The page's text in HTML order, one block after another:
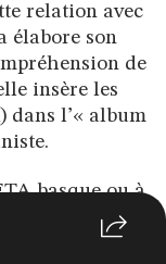
relation avec
élabore son
de
insère les
dans l’« album
basque ou à
ni à la
Rouge-